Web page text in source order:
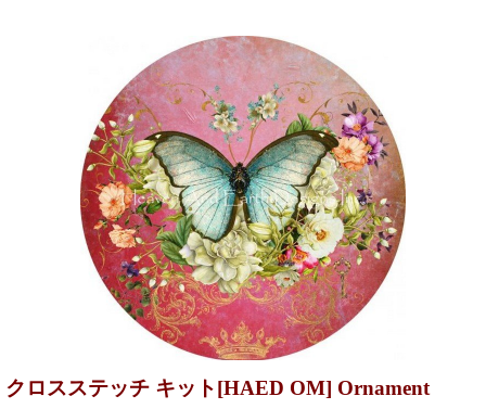
クロスステッチ キット[HAED OM] Ornament